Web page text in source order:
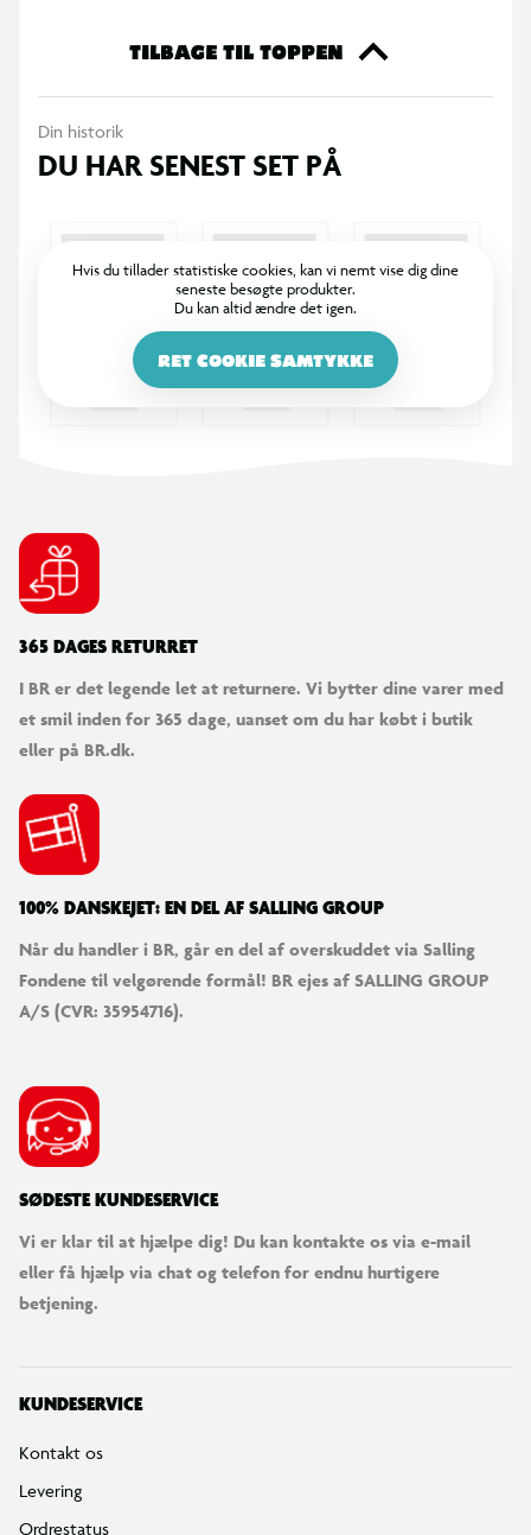
TILBAGE TIL TOPPEN
Din historik
DU HAR SENEST SET PÅ
Hvis du tillader statistiske cookies, kan vi nemt vise dig dine
seneste besøgte produkter.
Du kan altid ændre det igen.
RET COOKIE SAMTYKKE
365 DAGES RETURRET
I BR er det legende let at returnere. Vi bytter dine varer med
et smil inden for 365 dage, uanset om du har købt i butik
eller på BR.dk.
100% DANSKEJET: EN DEL AF SALLING GROUP
Når du handler i BR, går en del af overskuddet via Salling
Fondene til velgørende formål! BR ejes af SALLING GROUP
A/S (CVR: 35954716).
SØDESTE KUNDESERVICE
Vi er klar til at hjælpe dig! Du kan kontakte os via e-mail
eller få hjælp via chat og telefon for endnu hurtigere
betjening.
KUNDESERVICE
Kontakt os
Levering
Ordrestatus